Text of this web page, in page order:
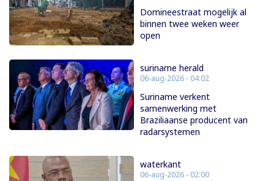
Domineestraat mogelijk al
binnen twee weken weer
open
suriname herald
06-aug-2026 - 04:02
Suriname verkent
samenwerking met
Braziliaanse producent van
radarsystemen
waterkant
06-aug-2026 - 02:00